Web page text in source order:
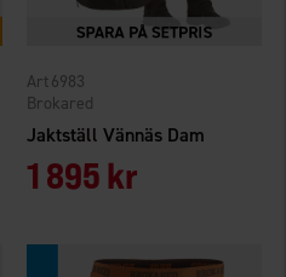
Jaktställ Vännäs Dam
Brokared
6983
1 895 kr